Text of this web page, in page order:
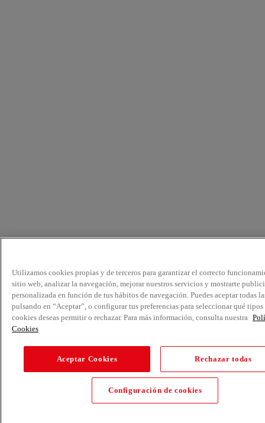
Utilizamos cookies propias y de terceros para garantizar el correcto
sitio web, analizar la navegación, mejorar nuestros servicios y mostrarte
personalizada en función de tus hábitos de navegación. Puedes aceptar todas
pulsando en “Aceptar”, o configurar tus preferencias para seleccionar qué tipos
cookies deseas permitir o rechazar. Para más información, consulta nuestra
Cookies
Aceptar Cookies Rechazar todas
Configuración de cookies